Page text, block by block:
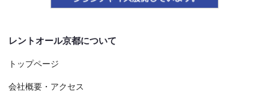
レントオール京都について
トップページ
会社概要・アクセス